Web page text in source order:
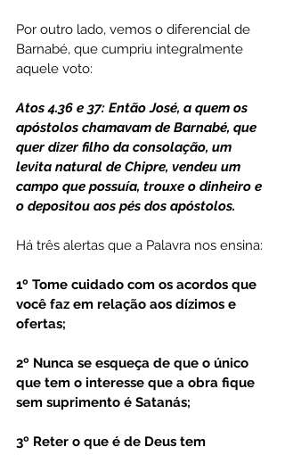
Por outro lado, vemos o diferencial de
Barnabé, que cumpriu integralmente
aquele voto:
Atos 4.36 e 37: Então José, a quem os
apóstolos chamavam de Barnabé, que
quer dizer filho da consolação, um
levita natural de Chipre, vendeu um
campo que possuía, trouxe o dinheiro e
o depositou aos pés dos apóstolos.
Há três alertas que a Palavra nos ensina:
1º Tome cuidado com os acordos que
você faz em relação aos dízimos e
ofertas;
2º Nunca se esqueça de que o único
que tem o interesse que a obra fique
sem suprimento é Satanás;
3º Reter o que é de Deus tem